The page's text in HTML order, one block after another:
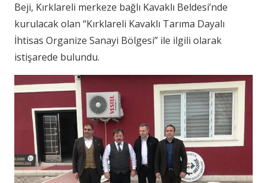
Beji, Kırklareli merkeze bağlı Kavaklı Beldesi’nde
kurulacak olan “Kırklareli Kavaklı Tarıma Dayalı
İhtisas Organize Sanayi Bölgesi” ile ilgili olarak
istişarede bulundu.